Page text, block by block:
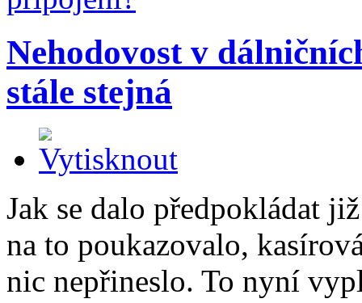
Nehodovost v
stále stejná
Jak se dalo předpokládat
na to poukazovalo,
nic nepřineslo. To nyní